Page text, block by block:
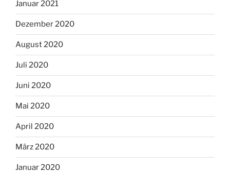
Januar 2021
Dezember 2020
August 2020
Juli 2020
Juni 2020
Mai 2020
April 2020
März 2020
Januar 2020